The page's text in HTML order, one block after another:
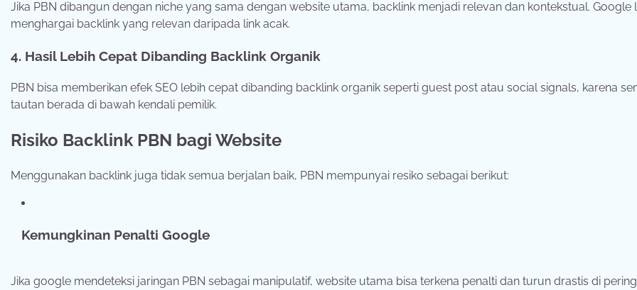
Jika PBN dibangun dengan niche yang sama dengan website utama, backlink menjadi relevan dan kontekstual. Google
menghargai backlink yang relevan daripada link acak.
4. Hasil Lebih Cepat Dibanding Backlink Organik
PBN bisa memberikan efek SEO lebih cepat dibanding backlink organik seperti guest post atau social signals, karena
tautan berada di bawah kendali pemilik.
Risiko Backlink PBN bagi Website
Menggunakan backlink juga tidak semua berjalan baik, PBN mempunyai resiko sebagai berikut:
Kemungkinan Penalti Google
Jika google mendeteksi jaringan PBN sebagai manipulatif, website utama bisa terkena penalti dan turun drastis di